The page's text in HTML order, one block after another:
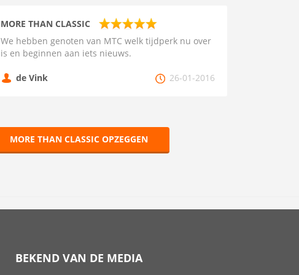
MORE THAN CLASSIC
We hebben genoten van MTC welk tijdperk nu over
is en beginnen aan iets nieuws.
de Vink 26-01-2016
MORE THAN CLASSIC OPZEGGEN
BEKEND VAN DE MEDIA